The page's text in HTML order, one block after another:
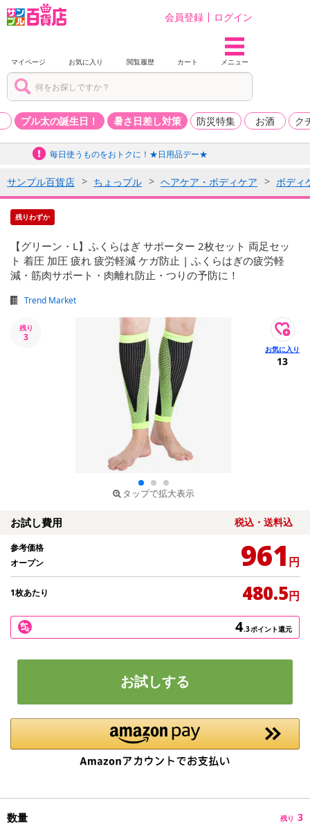
会員登録 ログイン
マイページ お気に入り 閲覧履歴 カート メニュー
プル太の誕生日！ 暑さ日差し対策 防災特集 お酒 ク
毎日使うものをおトクに！★日用品デー★
サンプル百貨店 ちょっプル ヘアケア・ボディケア ボディ
残りわずか
【グリーン・L】ふくらはぎ サポーター 2枚セット 両足セッ
ト 着圧 加圧 疲れ 疲労軽減 ケガ防止 | ふくらはぎの疲労軽
減・筋肉サポート・肉離れ防止・つりの予防に！
Trend Market
残り
3
タップで拡大表示
13
お試し費用 税込・送料込
参考価格
オープン
961 円
1枚あたり 480.5円
4.3ポイント還元
お試しする
数量 残り 3